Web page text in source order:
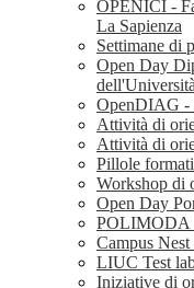
OPENICI -
La Sapienza
Settimane di
Open Day
OpenDIAG -
Attività di
Attività di
Pillole
Workshop di
Open Day
POLIMODA
Campus
LIUC Test
Iniziative di